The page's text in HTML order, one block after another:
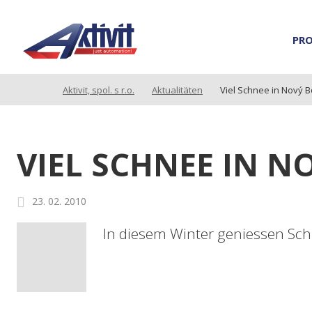
Aktivit, spol. s r.o. Aktualitäten Viel Schnee in Nový
VIEL SCHNEE IN
23. 02. 2010
In diesem Winter geniessen